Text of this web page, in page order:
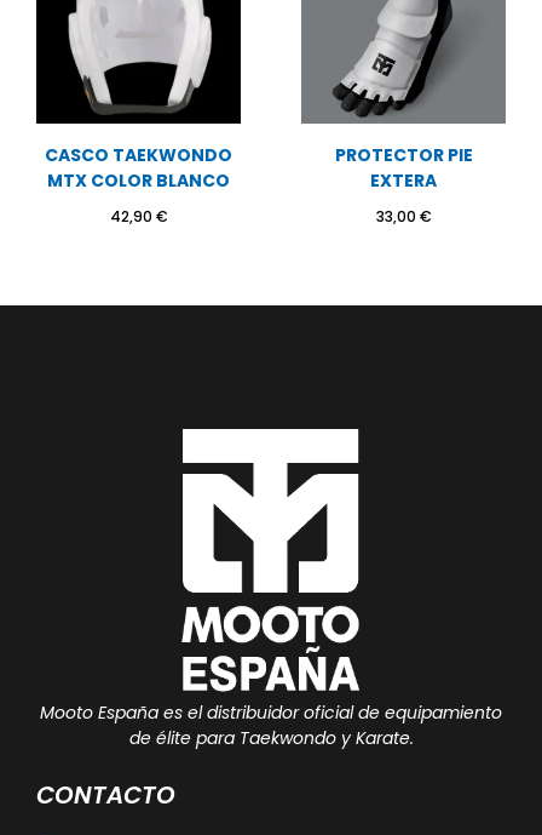
CASCO TAEKWONDO
MTX COLOR BLANCO
42,90 €
PROTECTOR PIE
EXTERA
33,00 €
Mooto España es el distribuidor oficial de equipamiento
de élite para Taekwondo y Karate.
CONTACTO